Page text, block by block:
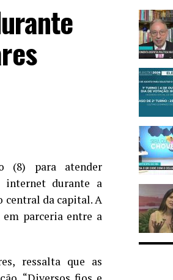
(8) para atender
internet durante a
central da capital. A
em parceria entre a
ressalta que as